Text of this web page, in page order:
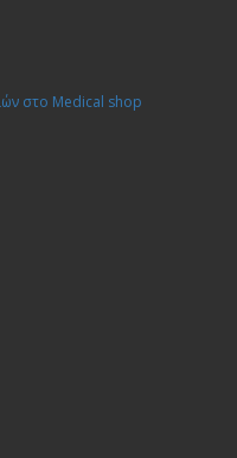
στο Medical shop